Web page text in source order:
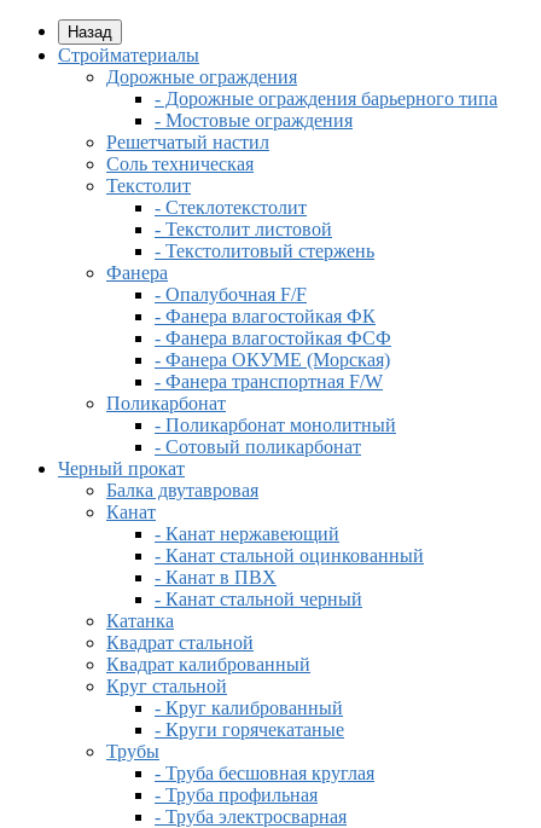
Назад
Стройматериалы
Дорожные ограждения
- Дорожные ограждения барьерного типа
- Мостовые ограждения
Решетчатый настил
Соль техническая
Текстолит
- Стеклотекстолит
- Текстолит листовой
- Текстолитовый стержень
Фанера
- Опалубочная F/F
- Фанера влагостойкая ФК
- Фанера влагостойкая ФСФ
- Фанера ОКУМЕ (Морская)
- Фанера транспортная F/W
Поликарбонат
- Поликарбонат монолитный
- Сотовый поликарбонат
Черный прокат
Балка двутавровая
Канат
- Канат нержавеющий
- Канат стальной оцинкованный
- Канат в ПВХ
- Канат стальной черный
Катанка
Квадрат стальной
Квадрат калиброванный
Круг стальной
- Круг калиброванный
- Круги горячекатаные
Трубы
- Труба бесшовная круглая
- Труба профильная
- Труба электросварная